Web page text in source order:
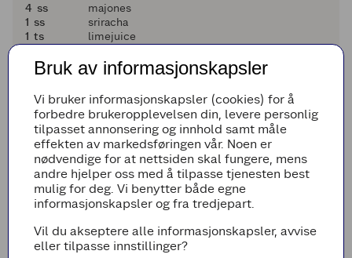
4
4 ss
majones
11 ss
sriracha
11 ts
limejuice
Til servering:
håndfull frisk koriander
Legg til i handleliste
Fremgangsmetode
Crispy kyllingburger og brød
Bruk av informasjonskapsler
Vi bruker informasjonskapsler (cookies) for å
forbedre brukeropplevelsen din, levere personlig
tilpasset annonsering og innhold samt måle
effekten av markedsføringen vår. Noen er
nødvendige for at nettsiden skal fungere, mens
andre hjelper oss med å tilpasse tjenesten best
mulig for deg. Vi benytter både egne
informasjonskapsler og fra tredjepart.
Vil du akseptere alle informasjonskapsler, avvise
eller tilpasse innstillinger?